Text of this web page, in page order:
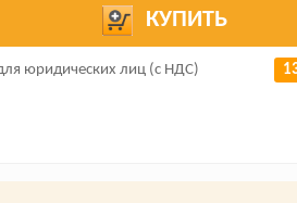
КУПИТЬ
юридических лиц (с НДС)